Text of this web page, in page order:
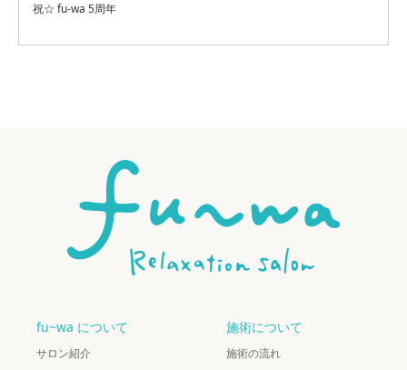
祝☆ fu-wa 5周年
fu~wa について
サロン紹介
施術について
施術の流れ